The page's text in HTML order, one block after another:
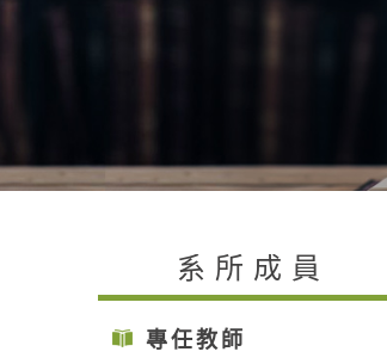
系所成員
專任教師